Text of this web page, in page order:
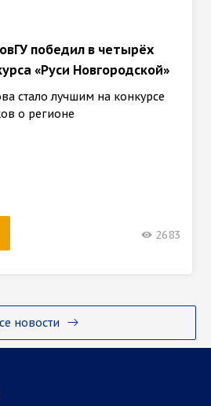
новости
победил в четырёх
«Руси Новгородской»
стало лучшим на конкурсе
о регионе
2683